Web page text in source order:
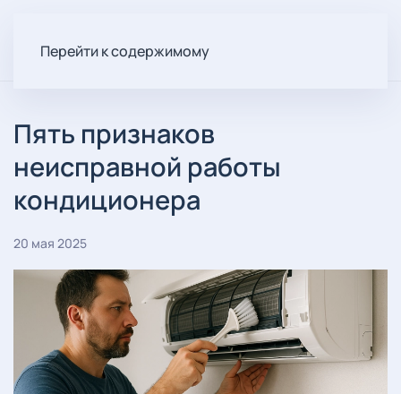
Перейти к содержимому
Пять признаков
неисправной работы
кондиционера
20 мая 2025